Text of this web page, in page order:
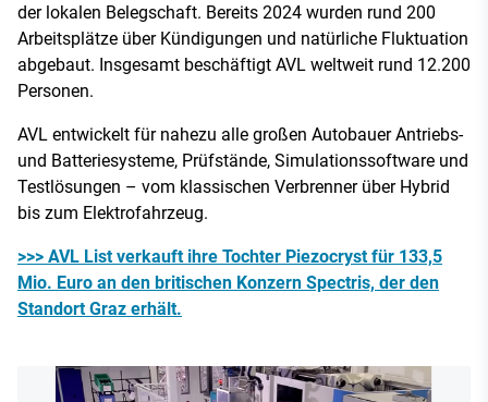
der lokalen Belegschaft. Bereits 2024 wurden rund 200
Arbeitsplätze über Kündigungen und natürliche Fluktuation
abgebaut. Insgesamt beschäftigt AVL weltweit rund 12.200
Personen.
AVL entwickelt für nahezu alle großen Autobauer Antriebs-
und Batteriesysteme, Prüfstände, Simulationssoftware und
Testlösungen – vom klassischen Verbrenner über Hybrid
bis zum Elektrofahrzeug.
>>> AVL List verkauft ihre Tochter Piezocryst für 133,5
Mio. Euro an den britischen Konzern Spectris, der den
Standort Graz erhält.